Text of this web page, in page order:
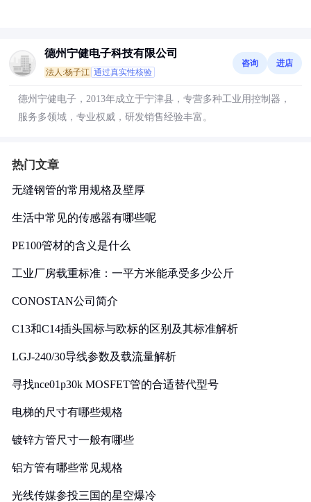
德州宁健电子科技有限公司
法人:杨子江 通过真实性核验
咨询 进店
德州宁健电子，2013年成立于宁津县，专营多种工业用控制器，
服务多领域，专业权威，研发销售经验丰富。
热门文章
无缝钢管的常用规格及壁厚
生活中常见的传感器有哪些呢
PE100管材的含义是什么
工业厂房载重标准：一平方米能承受多少公斤
CONOSTAN公司简介
C13和C14插头国标与欧标的区别及其标准解析
LGJ-240/30导线参数及载流量解析
寻找nce01p30k MOSFET管的合适替代型号
电梯的尺寸有哪些规格
镀锌方管尺寸一般有哪些
铝方管有哪些常见规格
光线传媒参投三国的星空爆冷